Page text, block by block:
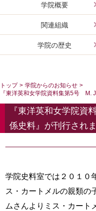
学院概要
関連組織
学院の歴史
トップ > 学院からのお知らせ >
『東洋英和女学院資料集第5号 M.
『東洋英和女学院
係史料』が刊行され
学院史料室では２０１０
ス・カートメルの親類の
ムさんよりミス・カート